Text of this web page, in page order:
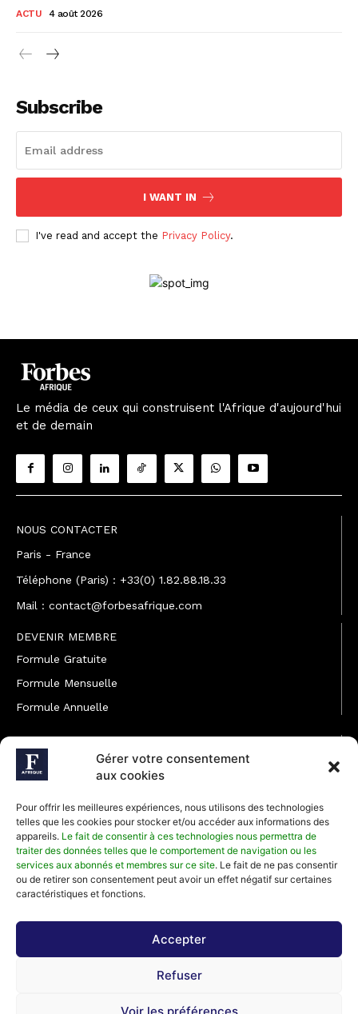
Gérer votre consentement
aux cookies
Pour offrir les meilleures expériences, nous utilisons des technologies
telles que les cookies pour stocker et/ou accéder aux informations des
appareils. Le fait de consentir à ces technologies nous permettra de
traiter des données telles que le comportement de navigation ou les
services aux abonnés et membres sur ce site. Le fait de ne pas consentir
ou de retirer son consentement peut avoir un effet négatif sur certaines
caractéristiques et fonctions.
Accepter
Refuser
Voir les préférences
ACTU 4 août 2026
Subscribe
I WANT IN
I've read and accept the Privacy Policy.
Le média de ceux qui construisent l'Afrique d'aujourd'hui
et de demain
NOUS CONTACTER
Paris - France
Téléphone (Paris) : +33(0) 1.82.88.18.33
Mail : contact@forbesafrique.com
DEVENIR MEMBRE
Formule Gratuite
Formule Mensuelle
Formule Annuelle
JOINDRE L'ÉQUIPE
Rédaction
Développement commercial
Communiquer avec Forbes Afrique
Média Kit 2026
Abonnez-vous à la newsletter de Forbes Afrique et recevez
régulièrement nos meilleurs articles